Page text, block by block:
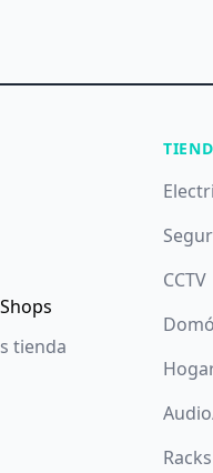
tienda
CCTV
Racks